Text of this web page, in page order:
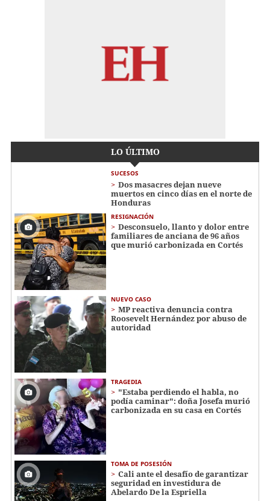
LO ÚLTIMO
SUCESOS
Dos masacres dejan nueve
muertos en cinco días en el norte de
Honduras
RESIGNACIÓN
​​​​Desconsuelo, llanto y dolor entre
familiares de anciana de 96 años
que murió carbonizada en Cortés
NUEVO CASO
MP reactiva denuncia contra
Roosevelt Hernández por abuso de
autoridad
TRAGEDIA
"Estaba perdiendo el habla, no
podía caminar": doña Josefa murió
carbonizada en su casa en Cortés
TOMA DE POSESIÓN
Cali ante el desafío de garantizar
seguridad en investidura de
Abelardo De la Espriella